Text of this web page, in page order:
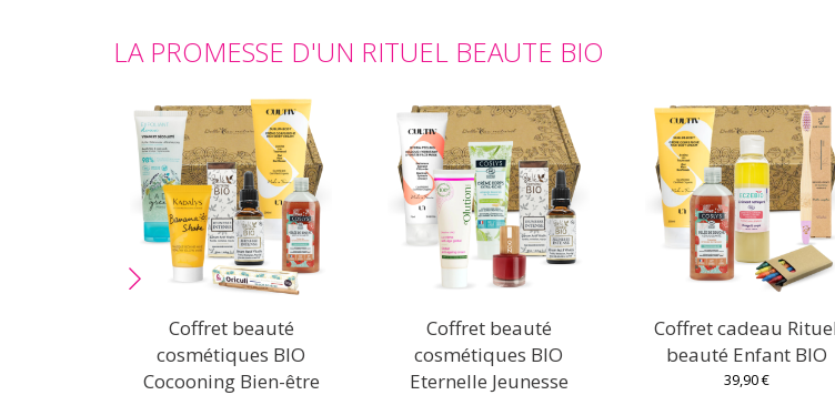
LA PROMESSE D'UN RITUEL BEAUTE BIO
Coffret beauté
cosmétiques BIO
Cocooning Bien-être
Coffret beauté
cosmétiques BIO
Eternelle Jeunesse
Coffret cadeau
beauté Enfant BIO
39,90 €